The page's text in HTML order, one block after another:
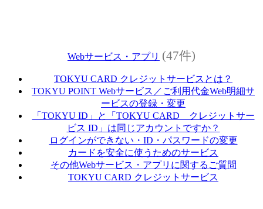
Webサービス・アプリ (47件)
TOKYU CARD クレジットサービスとは？
TOKYU POINT Webサービス／ご利用代金Web明細サ
ービスの登録・変更
「TOKYU ID」と「TOKYU CARD クレジットサー
ビス ID」は同じアカウントですか？
ログインができない・ID・パスワードの変更
カードを安全に使うためのサービス
その他Webサービス・アプリに関するご質問
TOKYU CARD クレジットサービス